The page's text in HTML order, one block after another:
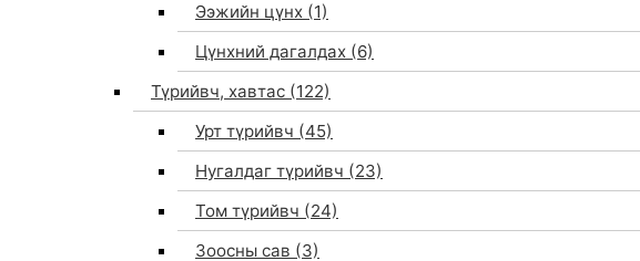
Ээжийн цүнх (1)
Цүнхний дагалдах (6)
Түрийвч, хавтас (122)
Урт түрийвч (45)
Нугалдаг түрийвч (23)
Том түрийвч (24)
Зоосны сав (3)